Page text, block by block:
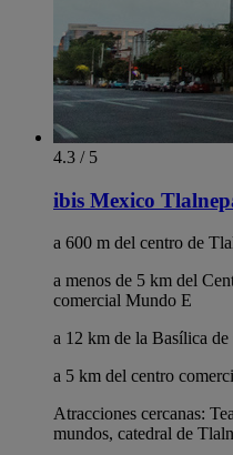
4.3 / 5
ibis Mexico
a 600 m del centro de
a menos de 5 km del
comercial Mundo E
a 12 km de la Basílica de
a 5 km del centro
Atracciones cercanas:
mundos, catedral de